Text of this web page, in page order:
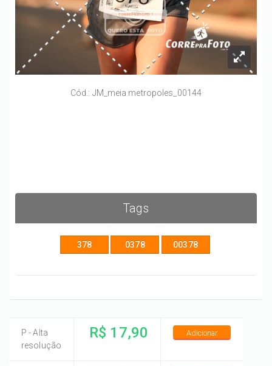
Cód.: JM_meia metropoles_00144
Tags
378 0378 00378
P - Alta
resolução
R$ 17,90 Adicionar